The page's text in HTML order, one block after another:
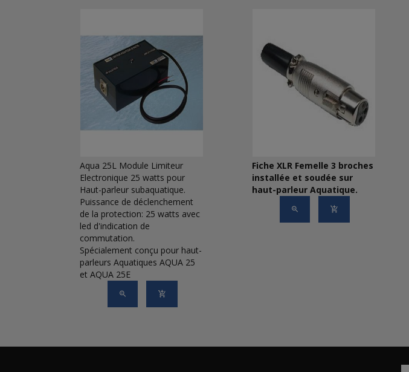
Aqua 25L Module Limiteur
Electronique 25 watts pour
Haut-parleur subaquatique.
Puissance de déclenchement
de la protection: 25 watts avec
led d'indication de
commutation.
Spécialement conçu pour haut-
parleurs Aquatiques AQUA 25
et AQUA 25E
Fiche XLR Femelle 3 broches
installée et soudée sur
haut-parleur Aquatique.